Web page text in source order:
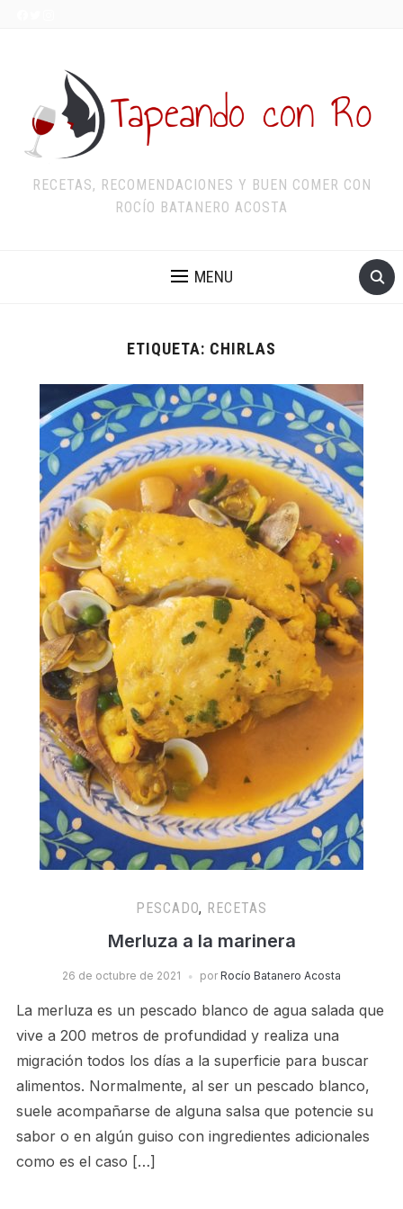
RECETAS, RECOMENDACIONES Y BUEN COMER CON
ROCÍO BATANERO ACOSTA
MENU
ETIQUETA: CHIRLAS
PESCADO, RECETAS
Merluza a la marinera
26 de octubre de 2021 por Rocío Batanero Acosta
La merluza es un pescado blanco de agua salada que
vive a 200 metros de profundidad y realiza una
migración todos los días a la superficie para buscar
alimentos. Normalmente, al ser un pescado blanco,
suele acompañarse de alguna salsa que potencie su
sabor o en algún guiso con ingredientes adicionales
como es el caso […]